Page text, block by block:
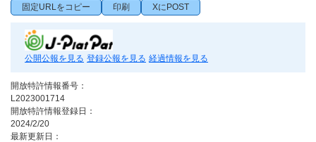
固定URLをコピー 印刷 XにPOST
公開公報を見る 登録公報を見る 経過情報を見る
開放特許情報番号：
L2023001714
開放特許情報登録日：
2024/2/20
最新更新日：